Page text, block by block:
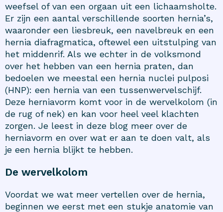
weefsel of van een orgaan uit een lichaamsholte.
Er zijn een aantal verschillende soorten hernia’s,
waaronder een liesbreuk, een navelbreuk en een
hernia diafragmatica, oftewel een uitstulping van
het middenrif. Als we echter in de volksmond
over het hebben van een hernia praten, dan
bedoelen we meestal een hernia nuclei pulposi
(HNP): een hernia van een tussenwervelschijf.
Deze herniavorm komt voor in de wervelkolom (in
de rug of nek) en kan voor heel veel klachten
zorgen. Je leest in deze blog meer over de
herniavorm en over wat er aan te doen valt, als
je een hernia blijkt te hebben.
De wervelkolom
Voordat we wat meer vertellen over de hernia,
beginnen we eerst met een stukje anatomie van